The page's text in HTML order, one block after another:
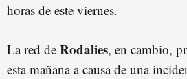
horas de este viernes.
La red de Rodalies, en cambio,
esta mañana a causa de una